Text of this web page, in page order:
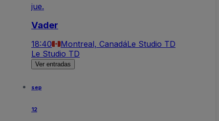
jue.
Vader
18:40 Montreal, CanadáLe Studio TD
Le Studio TD
Ver entradas
sep
12